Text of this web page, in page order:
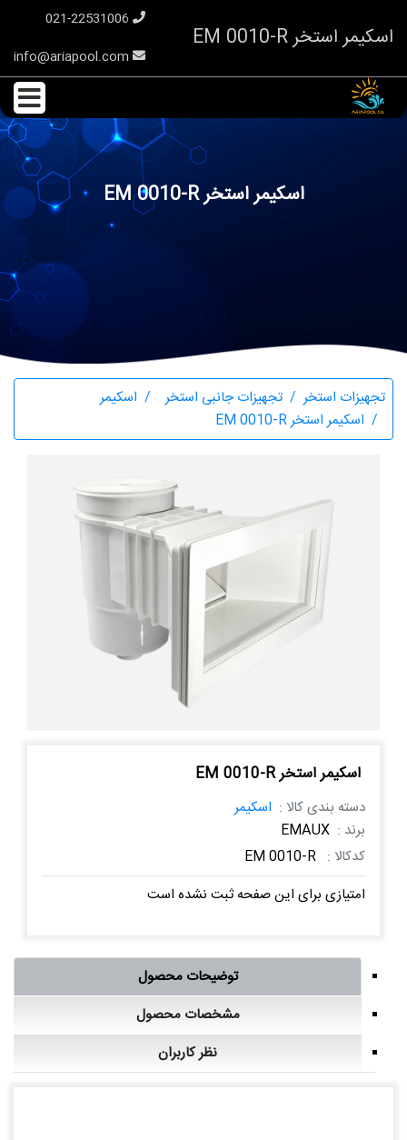
اسکیمر استخر EM 0010-R
اسکیمر استخر EM 0010-R
تجهیزات استخر تجهیزات جانبی استخر
اسکیمر
اسکیمر استخر EM 0010-R
اسکیمر استخر EM 0010-R
دسته بندی کالا : اسکیمر
برند : EMAUX
کدکالا : EM 0010-R
امتیازی برای این صفحه ثبت نشده است
توضیحات محصول
مشخصات محصول
نظر کاربران